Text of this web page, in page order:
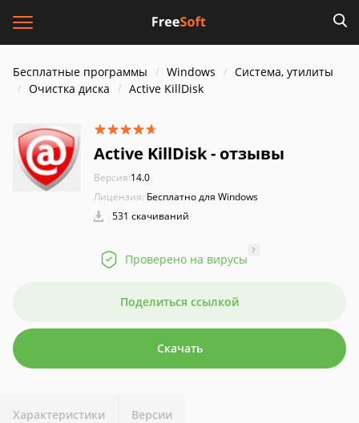
Бесплатные программы Windows
Система, утилиты
Очистка диска
Active KillDisk
Active KillDisk - отзывы
Версия:14.0
Лицензия: Бесплатно для Windows
531 скачиваний
Проверено на вирусы
?
Поделиться ссылкой
Скачать
Характеристики Версии